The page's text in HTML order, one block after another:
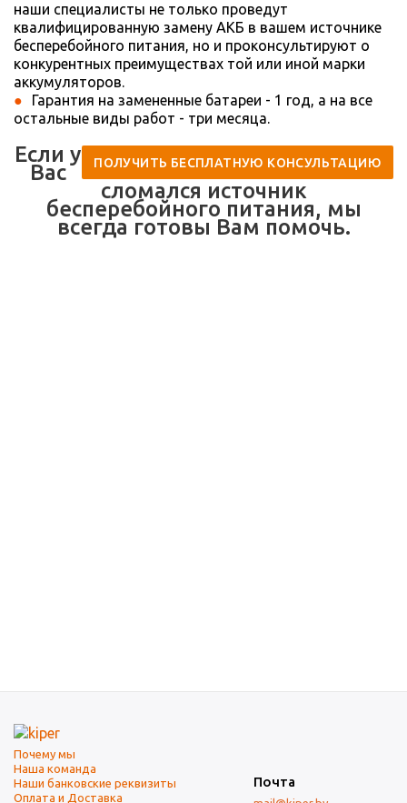
наши специалисты не только проведут
квалифицированную замену АКБ в вашем источнике
бесперебойного питания, но и проконсультируют о
конкурентных преимуществах той или иной марки
аккумуляторов.
Гарантия на замененные батареи - 1 год, а на все
остальные виды работ - три месяца.
ПОЛУЧИТЬ БЕСПЛАТНУЮ КОНСУЛЬТАЦИЮ
Если у
Вас
сломался источник
бесперебойного питания, мы
всегда готовы Вам помочь.
Почему мы
Наша команда
Наши банковские реквизиты
Оплата и Доставка
Почта